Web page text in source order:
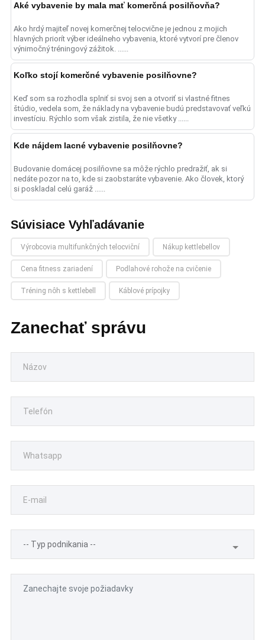
Aké vybavenie by mala mať komerčná posilňovňa?
Ako hrdý majiteľ novej komerčnej telocvične je jednou z mojich
hlavných priorít výber ideálneho vybavenia, ktoré vytvorí pre členov
výnimočný tréningový zážitok. ......
Koľko stojí komerčné vybavenie posilňovne?
Keď som sa rozhodla splniť si svoj sen a otvoriť si vlastné fitnes
štúdio, vedela som, že náklady na vybavenie budú predstavovať veľkú
investíciu. Rýchlo som však zistila, že nie všetky ......
Kde nájdem lacné vybavenie posilňovne?
Budovanie domácej posilňovne sa môže rýchlo predražiť, ak si
nedáte pozor na to, kde si zaobstaráte vybavenie. Ako človek, ktorý
si poskladal celú garáž ......
Súvisiace Vyhľadávanie
Výrobcovia multifunkčných telocviční Nákup kettlebellov
Cena fitness zariadení Podlahové rohože na cvičenie
Tréning nôh s kettlebell Káblové prípojky
Zanechať správu